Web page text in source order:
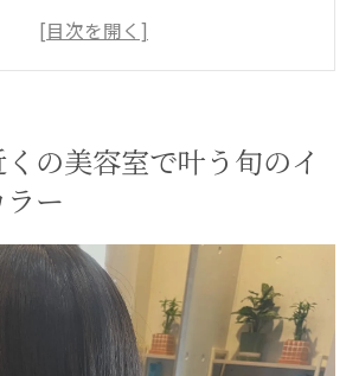
びで失敗しないインナーカラーの
カラー施術前に知るべき美容室の
意識した美容室でのインナーカラ
ンカラー提案を美容室で体験
叶う話題のデザインカラー実例紹
の美容室で叶う旬のイ
ー